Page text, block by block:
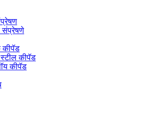
संप्रेषणे
कीपॅड
कीपॅड
कीपॅड